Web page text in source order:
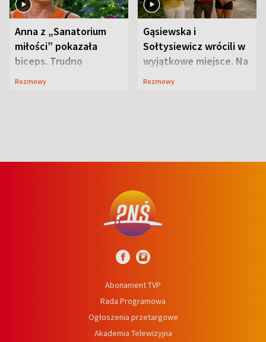
Anna z „Sanatorium
miłości” pokazała
biceps. Trudno
uwierzyć, co przeszła
Rozmowy
Gąsiewska i
Sołtysiewicz wrócili w
wyjątkowe miejsce. Na
szlaku czekał
Rozmowy
Abonament TVP
Rada Programowa
Ogłoszenia przetargowe
Akademia Telewizyjna